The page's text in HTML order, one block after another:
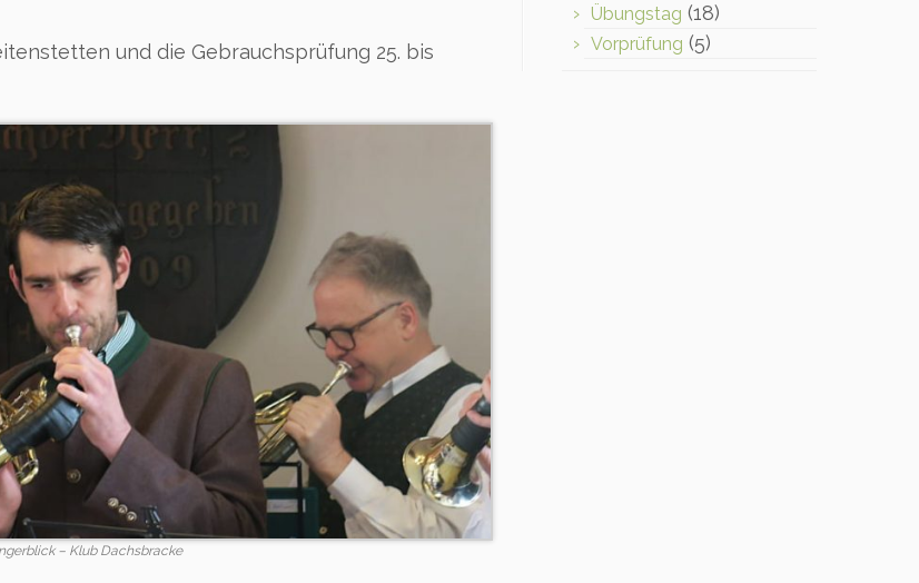
und die Gebrauchsprüfung 25. bis
– Klub Dachsbracke
Übungstag (18)
Vorprüfung (5)